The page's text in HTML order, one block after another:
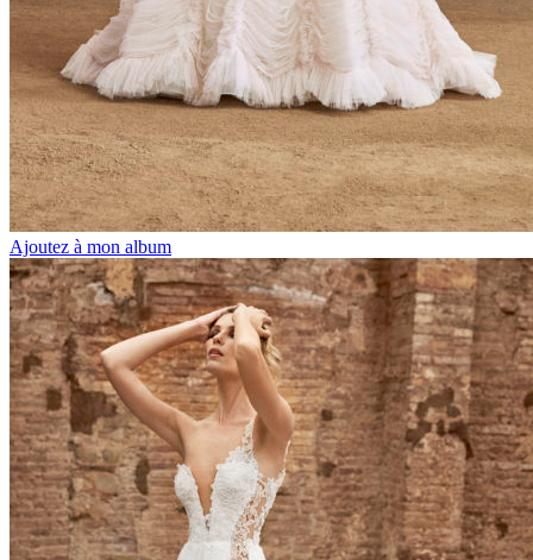
Ajoutez à mon album